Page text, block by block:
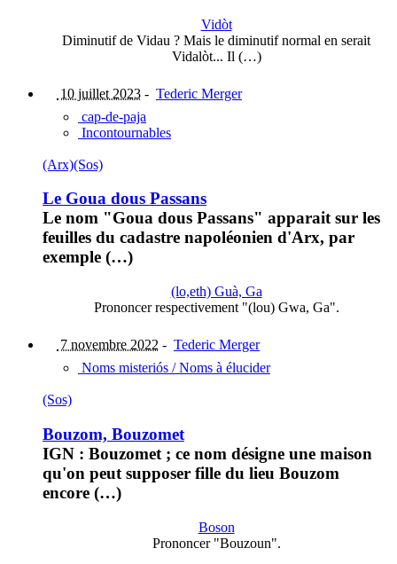
Vidòt
Diminutif de Vidau ? Mais le diminutif normal en serait
Vidalòt... Il (…)
10 juillet 2023 - Tederic Merger
cap-de-paja
Incontournables
(Arx)(Sos)
Le Goua dous Passans
Le nom "Goua dous Passans" apparait sur les
feuilles du cadastre napoléonien d'Arx, par
exemple (…)
(lo,eth) Guà, Ga
Prononcer respectivement "(lou) Gwa, Ga".
7 novembre 2022 - Tederic Merger
Noms misteriós / Noms à élucider
(Sos)
Bouzom, Bouzomet
IGN : Bouzomet ; ce nom désigne une maison
qu'on peut supposer fille du lieu Bouzom
encore (…)
Boson
Prononcer "Bouzoun".